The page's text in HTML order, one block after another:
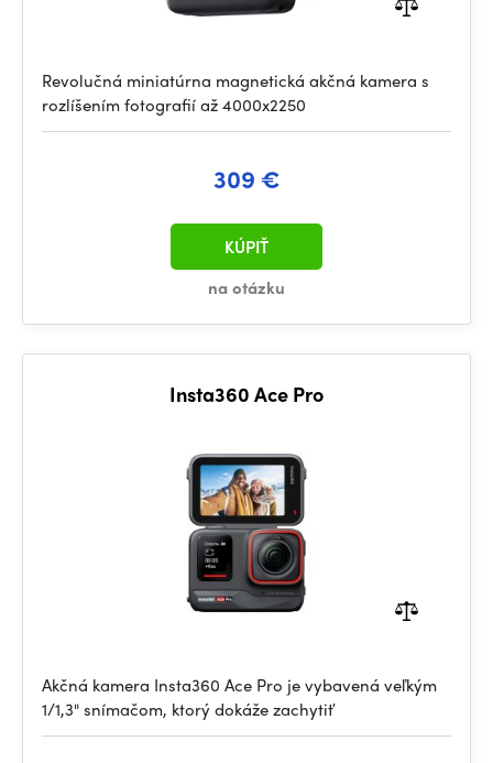
Revolučná miniatúrna magnetická akčná kamera s
rozlíšením fotografií až 4000x2250
309 €
na otázku
KÚPIŤ
Insta360 Ace Pro
Akčná kamera Insta360 Ace Pro je vybavená veľkým
1/1,3" snímačom, ktorý dokáže zachytiť